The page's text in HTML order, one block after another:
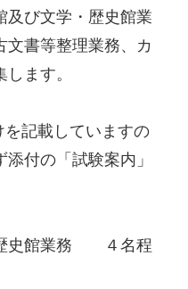
及び文学・歴史館業
文書等整理業務、カ
ます。
記載していますの
付の「試験案内」
史館業務 ４名程